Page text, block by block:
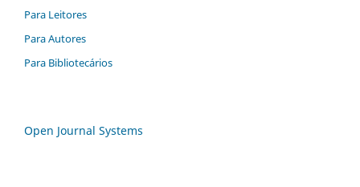
Para Leitores
Para Autores
Para Bibliotecários
Open Journal Systems